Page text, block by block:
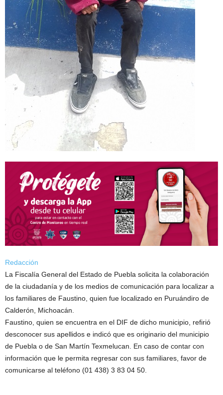
Redacción
La Fiscalía General del Estado de Puebla solicita la colaboración
de la ciudadanía y de los medios de comunicación para localizar a
los familiares de Faustino, quien fue localizado en Puruándiro de
Calderón, Michoacán.
Faustino, quien se encuentra en el DIF de dicho municipio, refirió
desconocer sus apellidos e indicó que es originario del municipio
de Puebla o de San Martín Texmelucan. En caso de contar con
información que le permita regresar con sus familiares, favor de
comunicarse al teléfono (01 438) 3 83 04 50.